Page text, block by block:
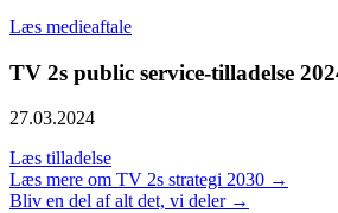
Læs medieaftale
TV 2s public service-tilladelse
27.03.2024
Læs tilladelse
Læs mere om TV 2s strategi 2030 →
Bliv en del af alt det, vi deler →